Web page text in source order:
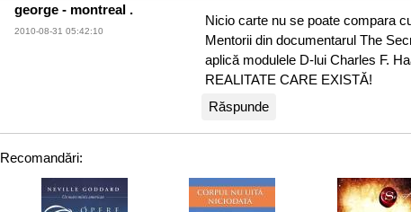
george - montreal .
2010-08-31 05:42:10
Nicio carte nu se poate compara
Mentorii din documentarul The
aplică modulele D-lui Charles F.
REALITATE CARE EXISTĂ!
Răspunde
Recomandări: